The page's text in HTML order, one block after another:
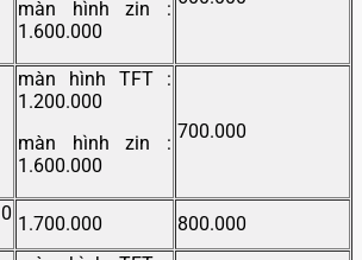
màn hình zin :
1.600.000
màn hình TFT :
1.200.000
màn hình zin :
1.600.000
700.000
1.700.000
800.000